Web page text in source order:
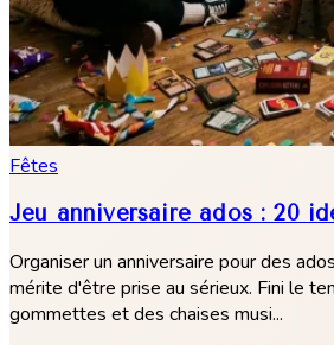
Fêtes
Jeu anniversaire ados : 20
Organiser un anniversaire pour des
mérite d'être prise au sérieux. Fini le
gommettes et des chaises musi...